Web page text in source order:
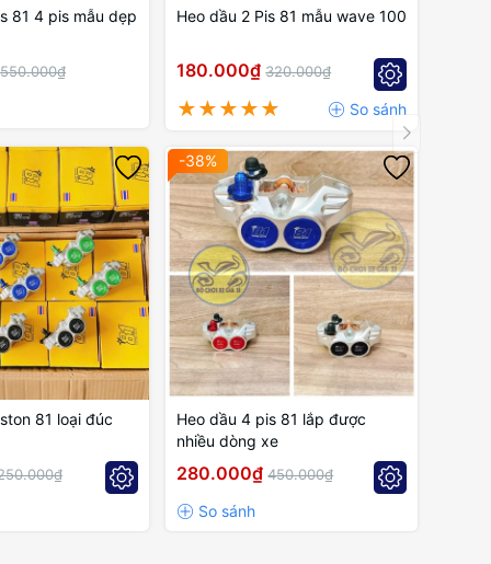
81 4 pis mẫu dẹp
550.000₫
Heo dầu 2 Pis 81 mẫu wave 100
180.000₫ 320.000₫
81 loại đúc
-38%
Heo dầu 4 pis 81 lắp được
nhiều dòng xe
280.000₫ 450.000₫